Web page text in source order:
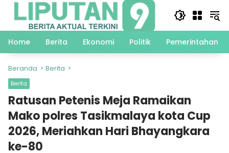
Langsung
Home
Berita Ekonomi Politik Pemerintahan
Beranda Berita
Berita
Ratusan Petenis Meja Ramaikan
Mako polres Tasikmalaya kota Cup
2026, Meriahkan Hari Bhayangkara
ke-80